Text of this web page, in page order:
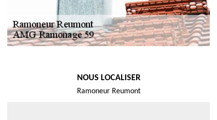
NOUS LOCALISER
Ramoneur Reumont